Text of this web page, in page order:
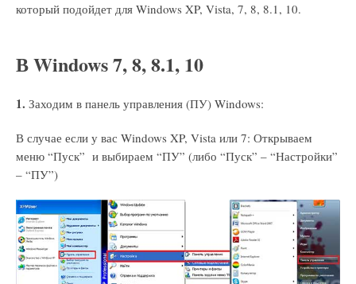
который подойдет для Windows XP, Vista, 7, 8, 8.1, 10.
В Windows 7, 8, 8.1, 10
1. Заходим в панель управления (ПУ) Windows:
В случае если у вас Windows XP, Vista или 7: Открываем
меню “Пуск” и выбираем “ПУ” (либо “Пуск” – “Настройки”
– “ПУ”)